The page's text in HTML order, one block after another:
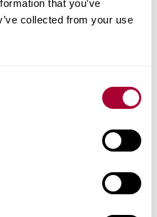
that you’ve
collected from your use
collezione